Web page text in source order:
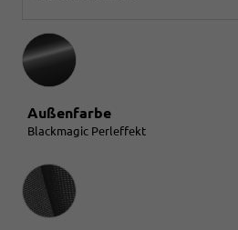
Außenfarbe
Blackmagic Perleffekt
Innenausstattung